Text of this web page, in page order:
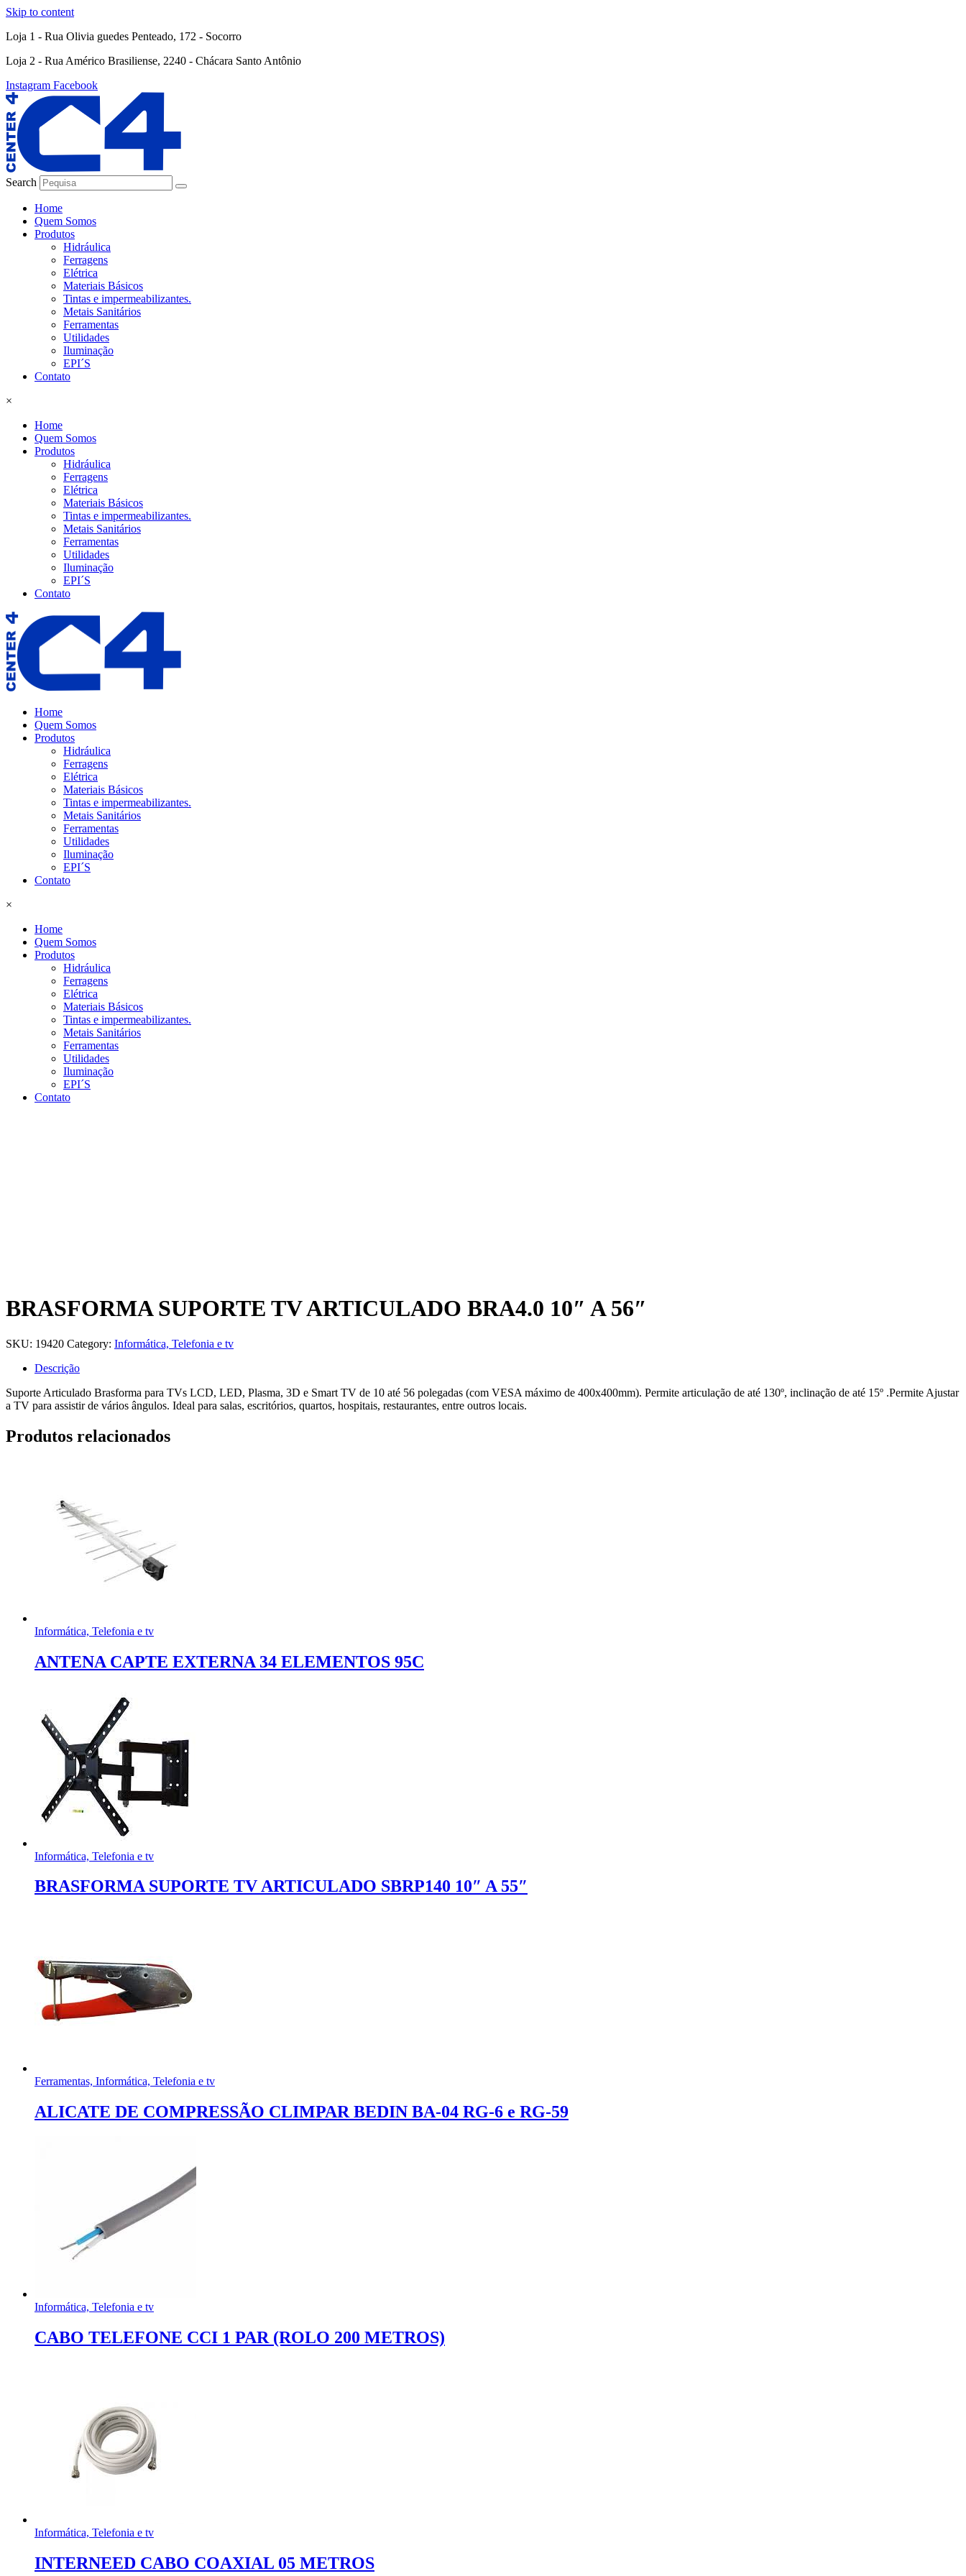
Skip to content
Loja 1 - Rua Olivia guedes Penteado, 172 - Socorro
Loja 2 - Rua Américo Brasiliense, 2240 - Chácara Santo Antônio
Instagram Facebook
Search
Home
Quem Somos
Produtos
Hidráulica
Ferragens
Elétrica
Materiais Básicos
Tintas e impermeabilizantes.
Metais Sanitários
Ferramentas
Utilidades
Iluminação
EPI´S
Contato
×
Home
Quem Somos
Produtos
Hidráulica
Ferragens
Elétrica
Materiais Básicos
Tintas e impermeabilizantes.
Metais Sanitários
Ferramentas
Utilidades
Iluminação
EPI´S
Contato
Home
Quem Somos
Produtos
Hidráulica
Ferragens
Elétrica
Materiais Básicos
Tintas e impermeabilizantes.
Metais Sanitários
Ferramentas
Utilidades
Iluminação
EPI´S
Contato
×
Home
Quem Somos
Produtos
Hidráulica
Ferragens
Elétrica
Materiais Básicos
Tintas e impermeabilizantes.
Metais Sanitários
Ferramentas
Utilidades
Iluminação
EPI´S
Contato
BRASFORMA SUPORTE TV ARTICULADO BRA4.0 10″ A 56″
SKU: 19420 Category: Informática, Telefonia e tv
Descrição
Suporte Articulado Brasforma para TVs LCD, LED, Plasma, 3D e Smart TV de 10 até 56 polegadas (com VESA máximo de 400x400mm). Permite articulação de até 130º, inclinação de até 15º .Permite Ajustar
a TV para assistir de vários ângulos. Ideal para salas, escritórios, quartos, hospitais, restaurantes, entre outros locais.
Produtos relacionados
Informática, Telefonia e tv
ANTENA CAPTE EXTERNA 34 ELEMENTOS 95C
Informática, Telefonia e tv
BRASFORMA SUPORTE TV ARTICULADO SBRP140 10″ A 55″
Ferramentas, Informática, Telefonia e tv
ALICATE DE COMPRESSÃO CLIMPAR BEDIN BA-04 RG-6 e RG-59
Informática, Telefonia e tv
CABO TELEFONE CCI 1 PAR (ROLO 200 METROS)
Informática, Telefonia e tv
INTERNEED CABO COAXIAL 05 METROS